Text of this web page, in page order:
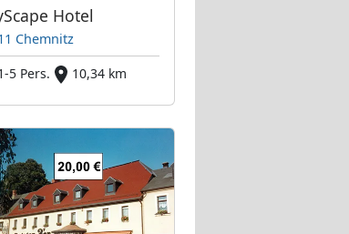
Hotel
Chemnitz
5 Pers.
10,34 km